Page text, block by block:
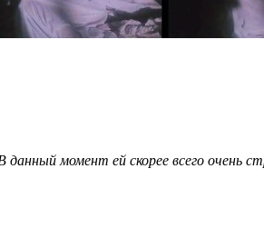
данный момент ей скорее всего